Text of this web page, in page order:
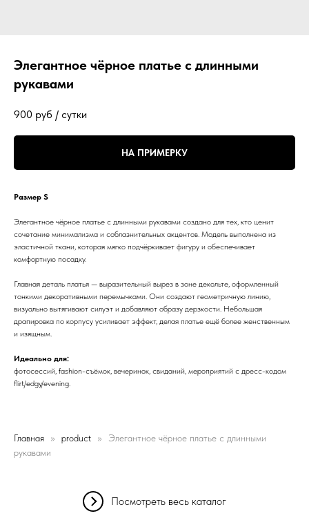
Элегантное чёрное платье с длинными
рукавами
900 руб / сутки
НА ПРИМЕРКУ
Размер S
Элегантное чёрное платье с длинными рукавами создано для тех, кто ценит
сочетание минимализма и соблазнительных акцентов. Модель выполнена из
эластичной ткани, которая мягко подчёркивает фигуру и обеспечивает
комфортную посадку.
Главная деталь платья — выразительный вырез в зоне декольте, оформленный
тонкими декоративными перемычками. Они создают геометричную линию,
визуально вытягивают силуэт и добавляют образу дерзкости. Небольшая
драпировка по корпусу усиливает эффект, делая платье ещё более женственным
и изящным.
Идеально для:
фотосессий, fashion-съёмок, вечеринок, свиданий, мероприятий с дресс-кодом
flirt/edgy/evening.
Главная product
Элегантное чёрное платье с длинными
рукавами
Посмотреть весь каталог